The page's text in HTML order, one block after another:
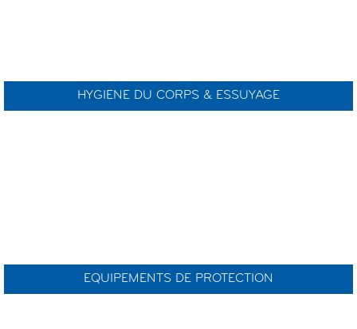
HYGIENE DU CORPS & ESSUYAGE
EQUIPEMENTS DE PROTECTION